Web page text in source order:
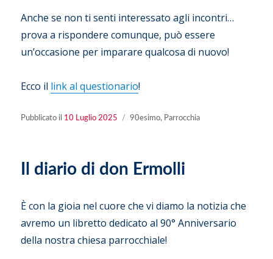
Anche se non ti senti interessato agli incontri…
prova a rispondere comunque, può essere
un’occasione per imparare qualcosa di nuovo!
Ecco il link al questionario!
Pubblicato il Pubblicato
10 Luglio 2025 Categorie
90esimo, Parrocchia
Il diario di don Ermolli
È con la gioia nel cuore che vi diamo la notizia che
avremo un libretto dedicato al 90° Anniversario
della nostra chiesa parrocchiale!